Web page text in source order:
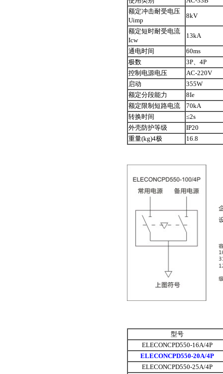
额定冲击耐受电压
Uimp
8kV
额定短时耐受电流
Icw
13kA
通电时间
60ms
极数
3P、4P
控制电源电压
AC-220V
启动
355W
额定分段能力
8Ie
额定限制短路电流
70kA
转换时间
≤2s
外壳防护等级
IP20
重量(kg)4极
16.8
型号
ELECONCPD550-16A/4P
ELECONCPD550-20A/4P
ELECONCPD550-25A/4P